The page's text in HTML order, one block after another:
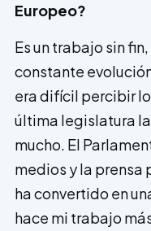
Europeo?
Es un trabajo sin
constante
era difícil percibir
última legislatura
mucho. El
medios y la prensa
ha convertido en
hace mi trabajo